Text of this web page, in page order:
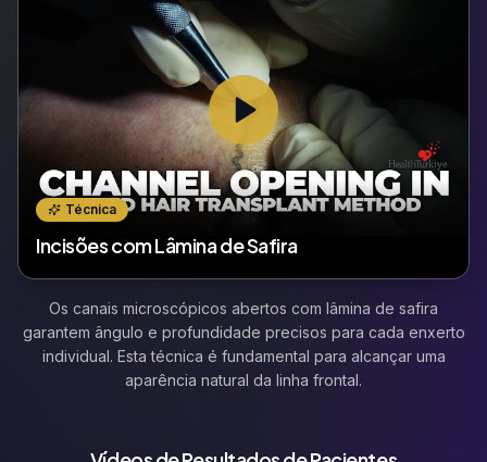
Técnica
Incisões com Lâmina de Safira
Os canais microscópicos abertos com lâmina de safira
garantem ângulo e profundidade precisos para cada enxerto
individual. Esta técnica é fundamental para alcançar uma
aparência natural da linha frontal.